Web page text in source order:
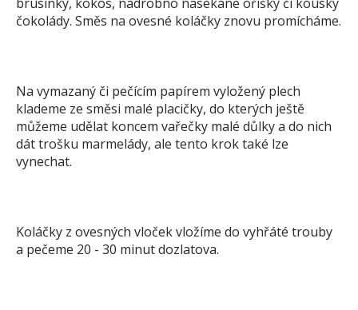
čokolády. Směs na ovesné koláčky znovu promícháme.
Na vymazaný či pečícím papírem vyložený plech
klademe ze směsi malé placičky, do kterých ještě
můžeme udělat koncem vařečky malé důlky a do nich
dát trošku marmelády, ale tento krok také lze
vynechat.
Koláčky z ovesných vloček vložíme do vyhřáté trouby
a pečeme 20 - 30 minut dozlatova.